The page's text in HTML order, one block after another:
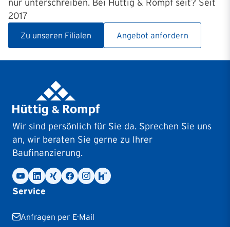
nur unterschreiben. Bei Hüttig & Rompf seit? Seit
2017
Zu unseren Filialen Angebot anfordern
Wir sind persönlich für Sie da. Sprechen Sie uns
an, wir beraten Sie gerne zu Ihrer
Baufinanzierung.
Service
Anfragen per E-Mail